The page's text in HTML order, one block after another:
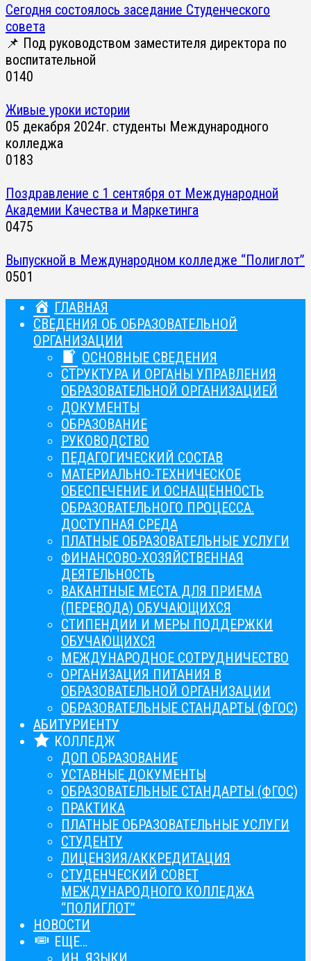
Сегодня состоялось заседание Студенческого
совета
📌 Под руководством заместителя директора по
воспитательной
0140
Живые уроки истории
05 декабря 2024г. студенты Международного
колледжа
0183
Поздравление с 1 сентября от Международной
Академии Качества и Маркетинга
0475
Выпускной в Международном колледже “Полиглот”
0501
ГЛАВНАЯ
СВЕДЕНИЯ ОБ ОБРАЗОВАТЕЛЬНОЙ
ОРГАНИЗАЦИИ
ОСНОВНЫЕ СВЕДЕНИЯ
СТРУКТУРА И ОРГАНЫ УПРАВЛЕНИЯ
ОБРАЗОВАТЕЛЬНОЙ ОРГАНИЗАЦИЕЙ
ДОКУМЕНТЫ
ОБРАЗОВАНИЕ
РУКОВОДСТВО
ПЕДАГОГИЧЕСКИЙ СОСТАВ
МАТЕРИАЛЬНО-ТЕХНИЧЕСКОЕ
ОБЕСПЕЧЕНИЕ И ОСНАЩЁННОСТЬ
ОБРАЗОВАТЕЛЬНОГО ПРОЦЕССА.
ДОСТУПНАЯ СРЕДА
ПЛАТНЫЕ ОБРАЗОВАТЕЛЬНЫЕ УСЛУГИ
ФИНАНСОВО-ХОЗЯЙСТВЕННАЯ
ДЕЯТЕЛЬНОСТЬ
ВАКАНТНЫЕ МЕСТА ДЛЯ ПРИЕМА
(ПЕРЕВОДА) ОБУЧАЮЩИХСЯ
СТИПЕНДИИ И МЕРЫ ПОДДЕРЖКИ
ОБУЧАЮЩИХСЯ
МЕЖДУНАРОДНОЕ СОТРУДНИЧЕСТВО
ОРГАНИЗАЦИЯ ПИТАНИЯ В
ОБРАЗОВАТЕЛЬНОЙ ОРГАНИЗАЦИИ
ОБРАЗОВАТЕЛЬНЫЕ СТАНДАРТЫ (ФГОС)
АБИТУРИЕНТУ
КОЛЛЕДЖ
ДОП ОБРАЗОВАНИЕ
УСТАВНЫЕ ДОКУМЕНТЫ
ОБРАЗОВАТЕЛЬНЫЕ СТАНДАРТЫ (ФГОС)
ПРАКТИКА
ПЛАТНЫЕ ОБРАЗОВАТЕЛЬНЫЕ УСЛУГИ
СТУДЕНТУ
ЛИЦЕНЗИЯ/АККРЕДИТАЦИЯ
СТУДЕНЧЕСКИЙ СОВЕТ
МЕЖДУНАРОДНОГО КОЛЛЕДЖА
“ПОЛИГЛОТ”
НОВОСТИ
ЕЩЕ…